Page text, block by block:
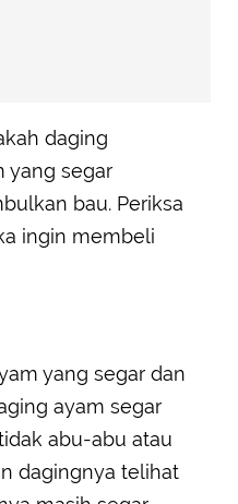
daging
yang segar
bau. Periksa
ingin membeli
yang segar dan
ayam segar
abu-abu atau
dagingnya telihat